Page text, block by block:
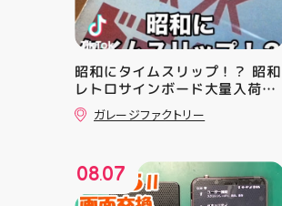
昭和にタイムスリップ！？ 昭和
レトロサインボード大量入荷し
ました！ 今回はお菓子系をまと
めてみました お部屋に飾ればバ
4F “ガレージファクトリー”へ遊
びに来てね️‍️‍️‍ #福島 #郡山 #郡山
駅前 #雑貨屋 #昭和レトロ
ガレージファクトリー
08.07